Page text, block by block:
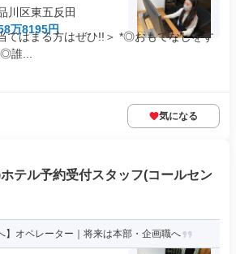
川区東五反田
万8195円
てはまる方はぜひ!!＞ *◎おもてなしをす
誰...
気になる
テル予約受付スタッフ(コールセン
】オペレーター｜将来は本部・企画職へ